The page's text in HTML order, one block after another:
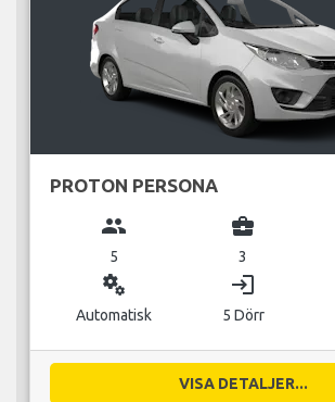
PROTON PERSONA
group
5
business_center
3
miscellaneous_services
Automatisk
login
5 Dörr
VISA DETALJER...